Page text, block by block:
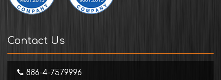
Contact Us
886-4-7579996